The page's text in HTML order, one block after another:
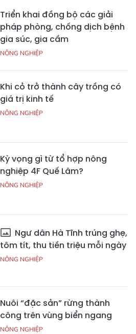
Triển khai đồng bộ các giải
pháp phòng, chống dịch bệnh
gia súc, gia cầm
NÔNG NGHIỆP
Khi cỏ trở thành cây trồng có
giá trị kinh tế
NÔNG NGHIỆP
Kỳ vọng gì từ tổ hợp nông
nghiệp 4F Quế Lâm?
NÔNG NGHIỆP
Ngư dân Hà Tĩnh trúng ghẹ,
tôm tít, thu tiền triệu mỗi ngày
NÔNG NGHIỆP
Nuôi “đặc sản” rừng thành
công trên vùng biển ngang
NÔNG NGHIỆP